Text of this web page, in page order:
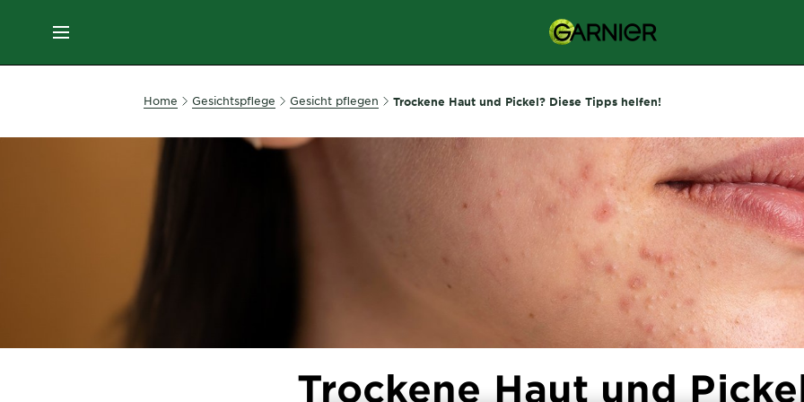
MENU
GESICHTSPFLEGE
HAARPFLEGE
HAARFARBE
SONNENSCHUTZ
Home Gesichtspflege Gesicht pflegen Trockene Haut und Pickel? Diese Tipps helfen!
Trockene Haut und